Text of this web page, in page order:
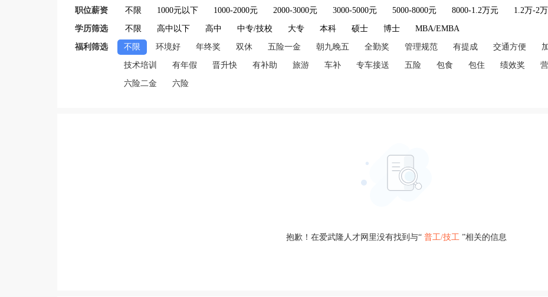
职位薪资 不限 1000元以下 1000-2000元 2000-3000元 3000-5000元 5000-8000元 8000-1.2万元 1.2万-2
学历筛选 不限 高中以下 高中 中专/技校 大专 本科 硕士 博士 MBA/EMBA
福利筛选 不限 环境好 年终奖 双休 五险一金 朝九晚五 全勤奖 管理规范 有提成 交通方便
技术培训 有年假 晋升快 有补助 旅游 车补 专车接送 五险 包食 包住 绩效奖
六险二金 六险
抱歉！在爱武隆人才网里没有找到与“ 普工/技工 ”相关的信息